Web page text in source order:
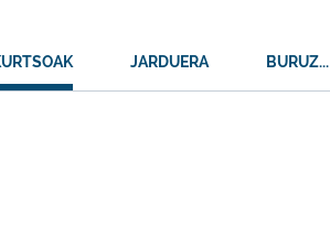
JARDUERA BURUZ...